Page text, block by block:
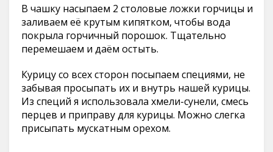
В чашку насыпаем 2 столовые ложки горчицы и
заливаем её крутым кипятком, чтобы вода
покрыла горчичный порошок. Тщательно
перемешаем и даём остыть.
Курицу со всех сторон посыпаем специями, не
забывая просыпать их и внутрь нашей курицы.
Из специй я использовала хмели-сунели, смесь
перцев и приправу для курицы. Можно слегка
присыпать мускатным орехом.